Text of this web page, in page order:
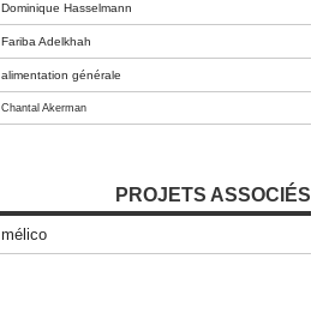
Dominique Hasselmann
Fariba Adelkhah
alimentation générale
Chantal Akerman
PROJETS ASSOCIÉS
mélico